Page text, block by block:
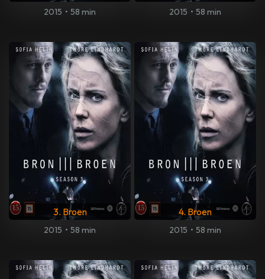
2015 • 58 min 2015 • 58 min
3. Broen
2015 • 58 min
4. Broen
2015 • 58 min